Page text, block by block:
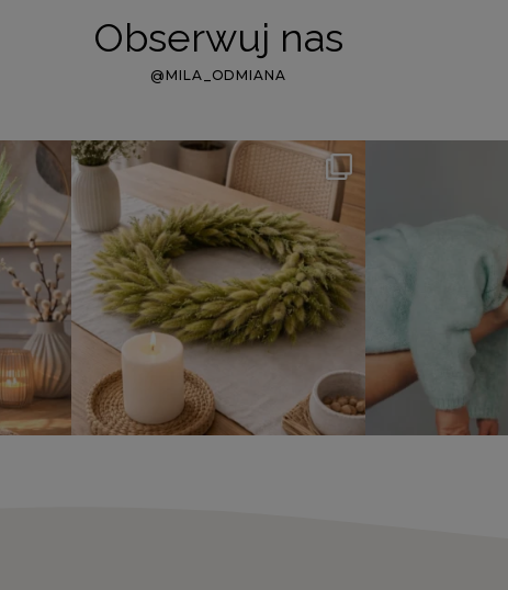
Obserwuj nas
@MILA_ODMIANA